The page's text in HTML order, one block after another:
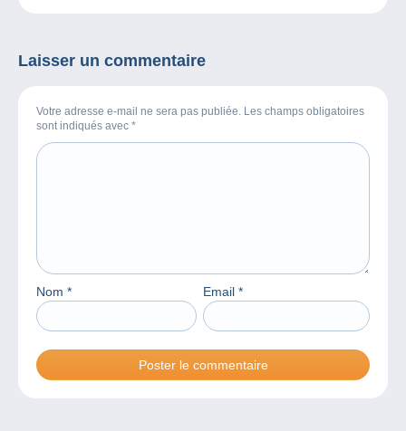
Laisser un commentaire
Votre adresse e-mail ne sera pas publiée. Les champs obligatoires
sont indiqués avec *
Nom * Email *